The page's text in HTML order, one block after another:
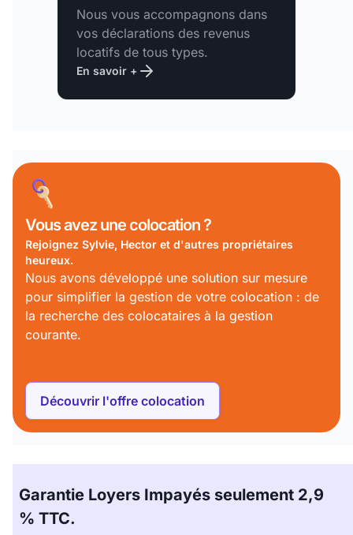
Nous vous accompagnons dans
vos déclarations des revenus
locatifs de tous types.
En savoir +
Vous avezune colocation ?
Rejoignez Sylvie, Hector et d'autres propriétaires
heureux.
Nous avons développé une solution sur mesure
pour simplifier la gestion de votre colocation : de
la recherche des colocataires à la gestion
courante.
Découvrir l'offre colocation
Garantie Loyers Impayés seulement 2,9
% TTC.